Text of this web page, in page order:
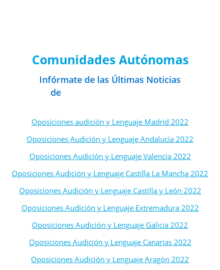
Comunidades Autónomas
Infórmate de las Últimas Noticias
deOposiciones de Maestros
Oposiciones audición y Lenguaje Madrid 2022
Oposiciones Audición y Lenguaje Andalucía 2022
Oposiciones Audición y Lenguaje Valencia 2022
Oposiciones Audición y Lenguaje Castilla La Mancha 2022
Oposiciones Audición y Lenguaje Castilla y León 2022
Oposiciones Audición y Lenguaje Extremadura 2022
Oposiciones Audición y Lenguaje Galicia 2022
Oposiciones Audición y Lenguaje Canarias 2022
Oposiciones Audición y Lenguaje Aragón 2022